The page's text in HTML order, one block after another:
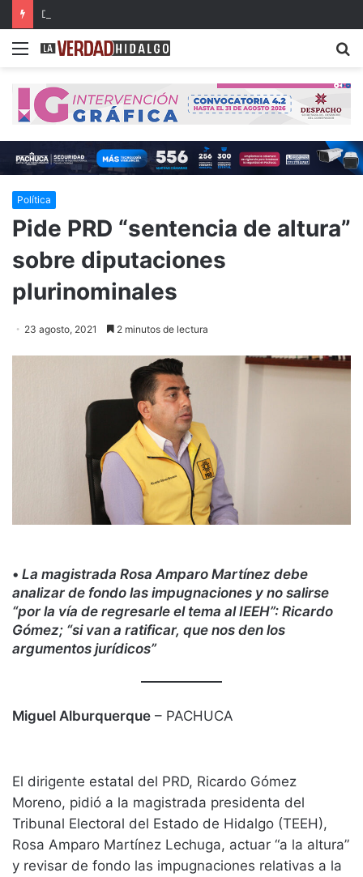
Menu
Política
Pide PRD “sentencia de altura”
sobre diputaciones
plurinominales
23 agosto, 2021 2 minutos de lectura
• La magistrada Rosa Amparo Martínez debe
analizar de fondo las impugnaciones y no salirse
“por la vía de regresarle el tema al IEEH”: Ricardo
Gómez; “si van a ratificar, que nos den los
argumentos jurídicos”
Miguel Alburquerque – PACHUCA
El dirigente estatal del PRD, Ricardo Gómez
Moreno, pidió a la magistrada presidenta del
Tribunal Electoral del Estado de Hidalgo (TEEH),
Rosa Amparo Martínez Lechuga, actuar “a la altura”
y revisar de fondo las impugnaciones relativas a la